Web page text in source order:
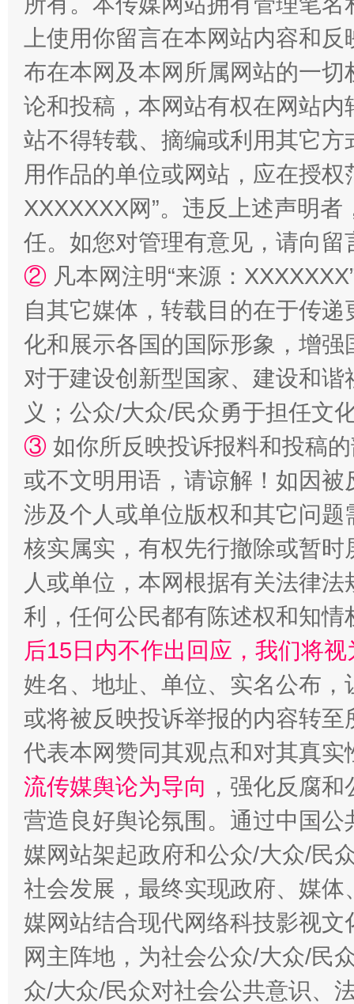
漫山遍野的桃花与雪山、麦地、白藏房 除
招工难、用工荒背后
这是一记警钟！ 谢
上使用你留言在本网站内容和
布在本网及本网所属网站的一
论和投稿，本网站有权在网站
站不得转载、摘编或利用其它
用作品的单位或网站，应在授
XXXXXXX网”。违反上述声明
任。如您对管理有意见，请向
② 凡本网注明“来源：
自其它媒体，转载目的在于传
化和展示各国的国际形象，增
对于建设创新型国家、建设和
义；公众/大众/民众勇于担任文
③ 如你所反映投诉报料和投稿
或不文明用语，请谅解！如因
涉及个人或单位版权和其它问题
核实属实，有权先行撤除或暂
人或单位，本网根据有关法律
利，任何公民都有陈述权和知情
后15日内不作出回应，我们将
姓名、地址、单位、实名公布
或将被反映投诉举报的内容转
代表本网赞同其观点和对其真实
流传媒舆论为导向 ，强化反腐
营造良好舆论氛围。通过中国
媒网站架起政府和公众/大众/民
社会发展，最终实现政府、媒
媒网站结合现代网络科技影视
网主阵地，为社会公众/大众/民
众/大众/民众对社会公共意识、